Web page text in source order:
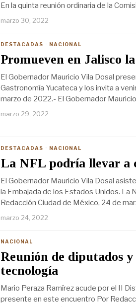
En la quinta reunión ordinaria de la
marzo 30, 2022
DESTACADAS · NACIONAL
Promueven en Jalisco
El Gobernador Mauricio Vila Dosal
Gastronomía Yucateca y los invita a
marzo de 2022.- El Gobernador
marzo 29, 2022
DESTACADAS · NACIONAL
La NFL podría llevar a
El Gobernador Mauricio Vila Dosal
la Embajada de los Estados Unidos.
Redacción Ciudad de México, 24 de
marzo 24, 2022
NACIONAL
Reunión de diputados
tecnología
Mario Peraza Ramírez acude por el II
presente en este encuentro Por